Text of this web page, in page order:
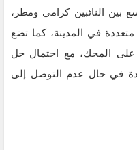
بين النائبين كرامي ومطر،
متعددة في المدينة، كما تضع
المحك، مع احتمال حل
في حال عدم التوصل إلى